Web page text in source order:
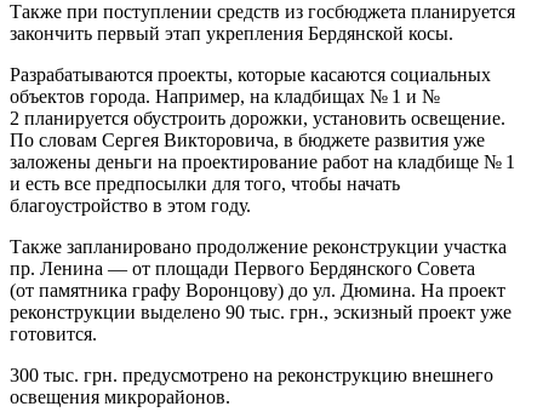
Также при поступлении средств из госбюджета планируется
закончить первый этап укрепления Бердянской косы.
Разрабатываются проекты, которые касаются социальных
объектов города. Например, на кладбищах № 1 и №
2 планируется обустроить дорожки, установить освещение.
По словам Сергея Викторовича, в бюджете развития уже
заложены деньги на проектирование работ на кладбище № 1
и есть все предпосылки для того, чтобы начать
благоустройство в этом году.
Также запланировано продолжение реконструкции участка
пр. Ленина — от площади Первого Бердянского Совета
(от памятника графу Воронцову) до ул. Дюмина. На проект
реконструкции выделено 90 тыс. грн., эскизный проект уже
готовится.
300 тыс. грн. предусмотрено на реконструкцию внешнего
освещения микрорайонов.